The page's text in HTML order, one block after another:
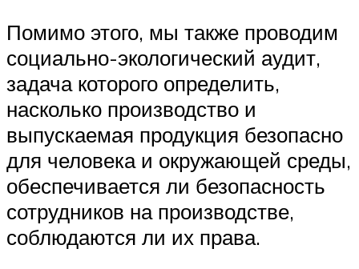
Помимо этого, мы также проводим
социально-экологический аудит,
задача которого определить,
насколько производство и
выпускаемая продукция безопасно
для человека и окружающей среды,
обеспечивается ли безопасность
сотрудников на производстве,
соблюдаются ли их права.